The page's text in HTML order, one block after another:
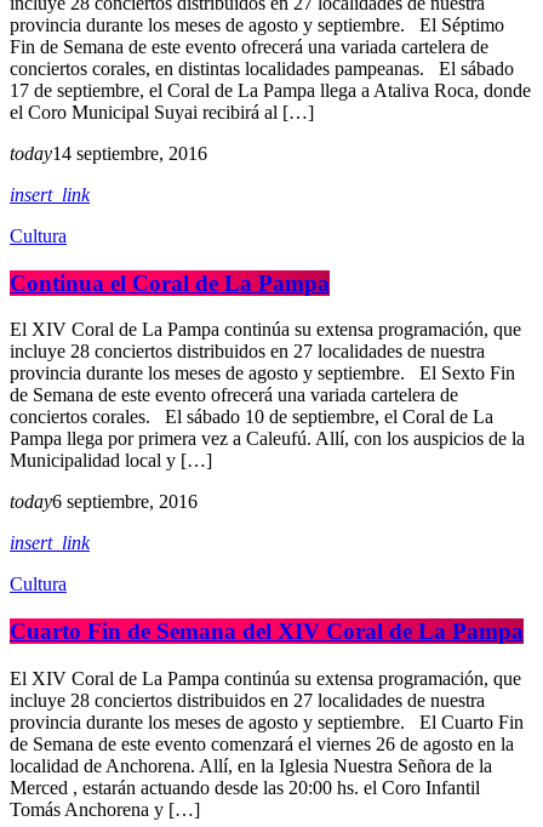
provincia durante los meses de agosto y septiembre. El Séptimo
Fin de Semana de este evento ofrecerá una variada cartelera de
conciertos corales, en distintas localidades pampeanas. El sábado
17 de septiembre, el Coral de La Pampa llega a Ataliva Roca, donde
el Coro Municipal Suyai recibirá al […]
today14 septiembre, 2016
insert_link
Cultura
Continua el Coral de La Pampa
El XIV Coral de La Pampa continúa su extensa programación, que
incluye 28 conciertos distribuidos en 27 localidades de nuestra
provincia durante los meses de agosto y septiembre. El Sexto Fin
de Semana de este evento ofrecerá una variada cartelera de
conciertos corales. El sábado 10 de septiembre, el Coral de La
Pampa llega por primera vez a Caleufú. Allí, con los auspicios de la
Municipalidad local y […]
today6 septiembre, 2016
insert_link
Cultura
Cuarto Fin de Semana del XIV Coral de La Pampa
El XIV Coral de La Pampa continúa su extensa programación, que
incluye 28 conciertos distribuidos en 27 localidades de nuestra
provincia durante los meses de agosto y septiembre. El Cuarto Fin
de Semana de este evento comenzará el viernes 26 de agosto en la
localidad de Anchorena. Allí, en la Iglesia Nuestra Señora de la
Merced , estarán actuando desde las 20:00 hs. el Coro Infantil
Tomás Anchorena y […]